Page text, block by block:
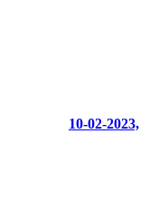
10-02-2023,